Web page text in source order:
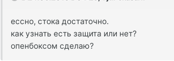
ессно, стока достаточно.
как узнать есть защита или нет?
опенбоксом сделаю?